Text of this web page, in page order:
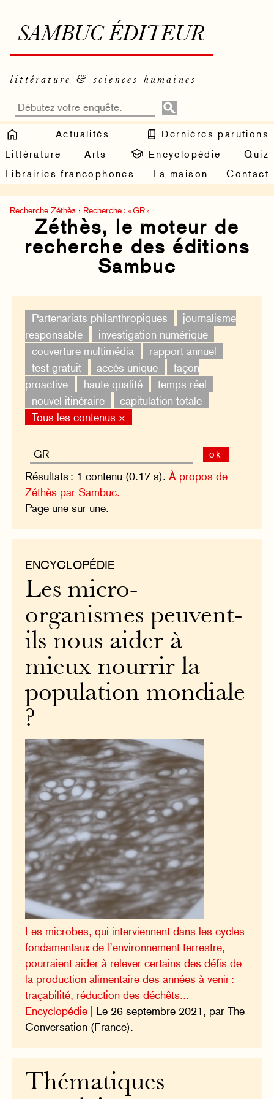
SAMBUC ÉDITEUR
littérature & sciences humaines
Actualités
Dernières parutions
Littérature
Arts Encyclopédie
Quiz
Librairies francophones
La maison Contact
Recherche Zéthès › Recherche : « GR »
Zéthès, le moteur de
recherche des éditions
Sambuc
Partenariats philanthropiques
journalisme
responsable
investigation numérique
couverture multimédia
rapport annuel
test gratuit
accès unique
façon
proactive
haute qualité
temps réel
nouvel itinéraire
capitulation totale
Tous les contenus ×
ok
Résultats : 1 contenu (0.17 s).À propos de
Zéthès par Sambuc.
Page une sur une.
ENCYCLOPÉDIE
Les micro-
organismes peuvent-
ils nous aider à
mieux nourrir la
population mondiale
?
Les microbes, qui interviennent dans les cycles
fondamentaux de l’environnement terrestre,
pourraient aider à relever certains des défis de
la production alimentaire des années à venir :
traçabilité, réduction des déchêts...
Encyclopédie | Le 26 septembre 2021, par The
Conversation (France).
Thématiques